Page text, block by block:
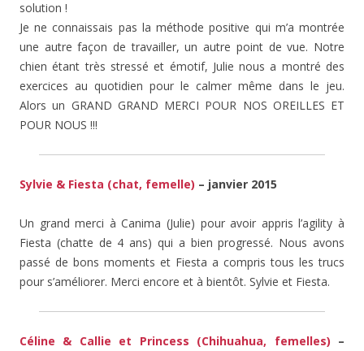
solution !
Je ne connaissais pas la méthode positive qui m’a montrée
une autre façon de travailler, un autre point de vue. Notre
chien étant très stressé et émotif, Julie nous a montré des
exercices au quotidien pour le calmer même dans le jeu.
Alors un GRAND GRAND MERCI POUR NOS OREILLES ET
POUR NOUS !!!
Sylvie & Fiesta (chat, femelle) – janvier 2015
Un grand merci à Canima (Julie) pour avoir appris l’agility à
Fiesta (chatte de 4 ans) qui a bien progressé. Nous avons
passé de bons moments et Fiesta a compris tous les trucs
pour s’améliorer. Merci encore et à bientôt. Sylvie et Fiesta.
Céline & Callie et Princess (Chihuahua, femelles) –